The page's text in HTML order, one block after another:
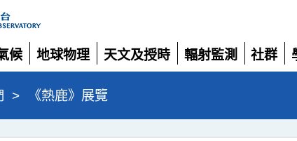
候
地球物理
展
開
天文及授時
展
開
輻射監測
展
社群
展
> 《熱鹿》展覽